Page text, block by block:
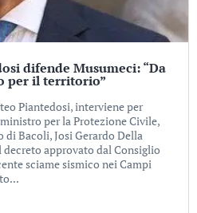
difende Musumeci: “Da
per il territorio”
Piantedosi, interviene per
per la Protezione Civile,
Bacoli, Josi Gerardo Della
decreto approvato dal Consiglio
sciame sismico nei Campi